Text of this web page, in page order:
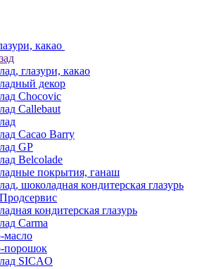
какао
глазури, какао
декор
Chocovic
Callebaut
Cacao Barry
GP
Belcolade
покрытия, ганаш
шоколадная кондитерская глазурь
кондитерская глазурь
Carma
масло
порошок
SICAO